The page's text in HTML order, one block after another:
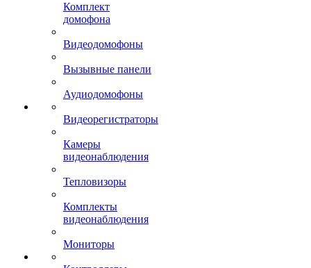
Комплект
домофона
Видеодомофоны
Вызывные панели
Аудиодомофоны
Видеорегистраторы
Камеры
видеонаблюдения
Тепловизоры
Комплекты
видеонаблюдения
Мониторы